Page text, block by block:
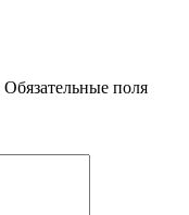
Обязательные поля